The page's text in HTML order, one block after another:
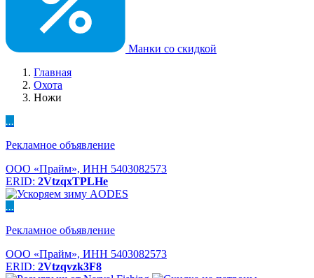
Манки со скидкой
Главная
Охота
Ножи
...
Рекламное объявление
ООО «Прайм», ИНН 5403082573
ERID: 2VtzqxTPLHe
...
Рекламное объявление
ООО «Прайм», ИНН 5403082573
ERID: 2Vtzqvzk3F8